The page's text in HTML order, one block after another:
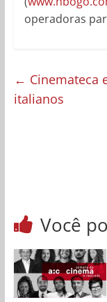
operadoras
← Cinemateca
italianos
Você